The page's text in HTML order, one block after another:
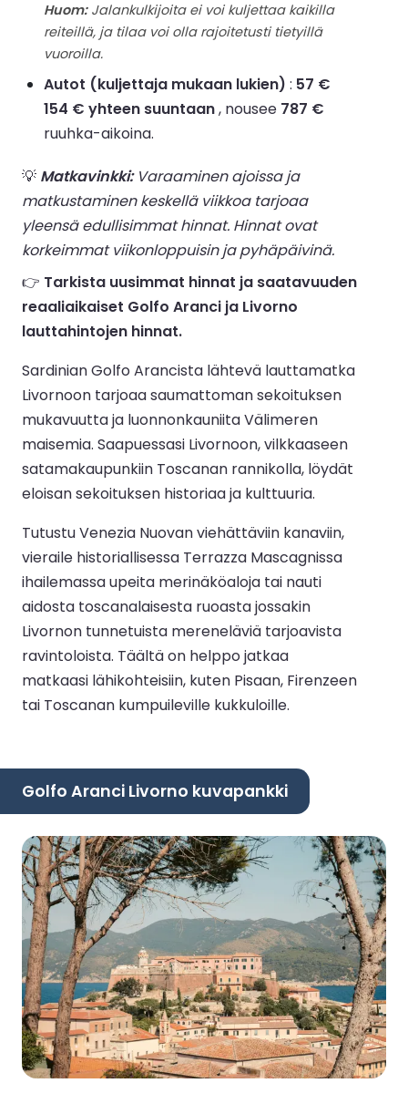
Huom:Jalankulkijoita ei voi kuljettaa kaikilla
reiteillä, ja tilaa voi olla rajoitetusti tietyillä
vuoroilla.
Autot (kuljettaja mukaan lukien) : 57 €
154 € yhteen suuntaan, nousee 787 €
ruuhka-aikoina.
💡 Matkavinkki:Varaaminen ajoissa ja
matkustaminen keskellä viikkoa tarjoaa
yleensä edullisimmat hinnat. Hinnat ovat
korkeimmat viikonloppuisin ja pyhäpäivinä.
👉 Tarkista uusimmat hinnat ja saatavuuden
reaaliaikaiset Golfo Aranci ja Livorno
lauttahintojen hinnat.
Sardinian Golfo Arancista lähtevä lauttamatka
Livornoon tarjoaa saumattoman sekoituksen
mukavuutta ja luonnonkauniita Välimeren
maisemia. Saapuessasi Livornoon, vilkkaaseen
satamakaupunkiin Toscanan rannikolla, löydät
eloisan sekoituksen historiaa ja kulttuuria.
Tutustu Venezia Nuovan viehättäviin kanaviin,
vieraile historiallisessa Terrazza Mascagnissa
ihailemassa upeita merinäköaloja tai nauti
aidosta toscanalaisesta ruoasta jossakin
Livornon tunnetuista mereneläviä tarjoavista
ravintoloista. Täältä on helppo jatkaa
matkaasi lähikohteisiin, kuten Pisaan, Firenzeen
tai Toscanan kumpuileville kukkuloille.
Golfo Aranci Livorno kuvapankki